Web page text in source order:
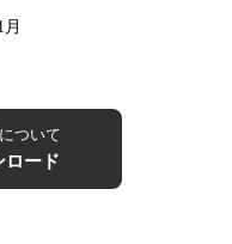
ついて
ロード